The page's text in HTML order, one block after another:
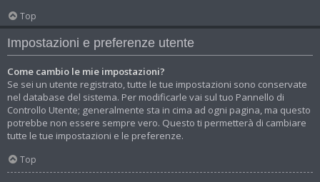
Top
Impostazioni e preferenze utente
Come cambio le mie impostazioni?
Se sei un utente registrato, tutte le tue impostazioni sono conservate
nel database del sistema. Per modificarle vai sul tuo Pannello di
Controllo Utente; generalmente sta in cima ad ogni pagina, ma questo
potrebbe non essere sempre vero. Questo ti permetterà di cambiare
tutte le tue impostazioni e le preferenze.
Top